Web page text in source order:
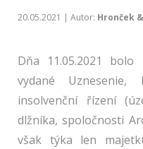
20.05.2021 | Autor: Hronček
Dňa 11.05.2021
vydané
insolvenční řízení
dlžníka, spoločnosti
však týka len